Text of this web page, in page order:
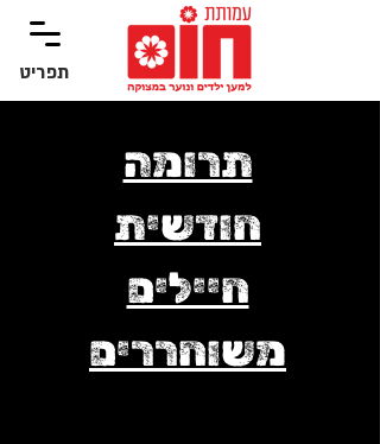
תפריט
תרומה
חודשית
חיילים
משוחררים